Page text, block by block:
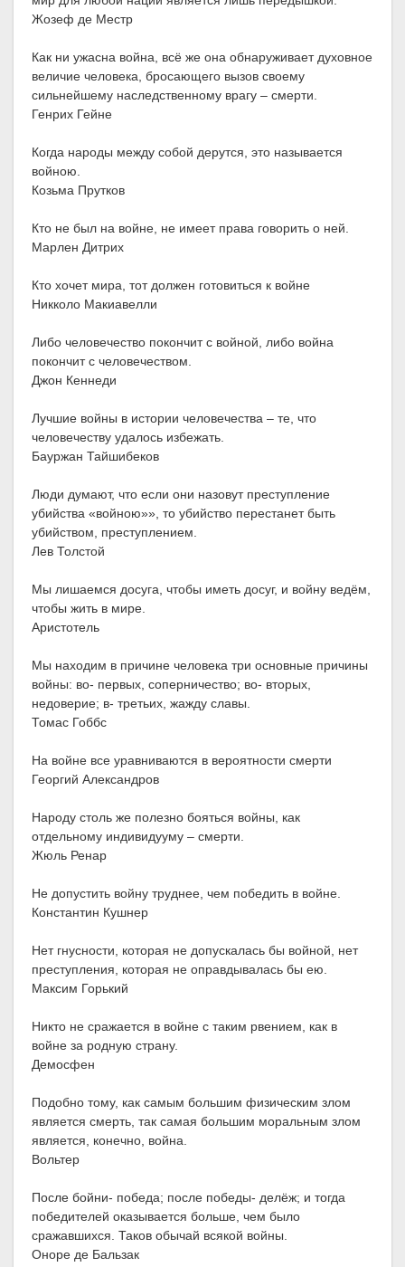
Жозеф де Местр
Как ни ужасна война, всё же она обнаруживает духовное
величие человека, бросающего вызов своему
сильнейшему наследственному врагу – смерти.
Генрих Гейне
Когда народы между собой дерутся, это называется
войною.
Козьма Прутков
Кто не был на войне, не имеет права говорить о ней.
Марлен Дитрих
Кто хочет мира, тот должен готовиться к войне
Никколо Макиавелли
Либо человечество покончит с войной, либо война
покончит с человечеством.
Джон Кеннеди
Лучшие войны в истории человечества – те, что
человечеству удалось избежать.
Бауржан Тайшибеков
Люди думают, что если они назовут преступление
убийства «войною»», то убийство перестанет быть
убийством, преступлением.
Лев Толстой
Мы лишаемся досуга, чтобы иметь досуг, и войну ведём,
чтобы жить в мире.
Аристотель
Мы находим в причине человека три основные причины
войны: во- первых, соперничество; во- вторых,
недоверие; в- третьих, жажду славы.
Томас Гоббс
На войне все уравниваются в вероятности смерти
Георгий Александров
Народу столь же полезно бояться войны, как
отдельному индивидууму – смерти.
Жюль Ренар
Не допустить войну труднее, чем победить в войне.
Константин Кушнер
Нет гнусности, которая не допускалась бы войной, нет
преступления, которая не оправдывалась бы ею.
Максим Горький
Никто не сражается в войне с таким рвением, как в
войне за родную страну.
Демосфен
Подобно тому, как самым большим физическим злом
является смерть, так самая большим моральным злом
является, конечно, война.
Вольтер
После бойни- победа; после победы- делёж; и тогда
победителей оказывается больше, чем было
сражавшихся. Таков обычай всякой войны.
Оноре де Бальзак